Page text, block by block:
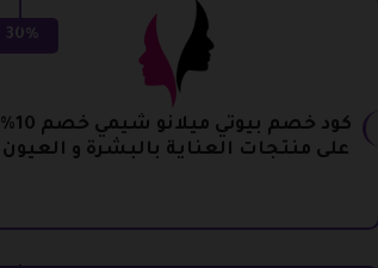
30%
كود خصم بيوتي ميلانو شيمي خصم 10%
على منتجات العناية بالبشرة و العيون